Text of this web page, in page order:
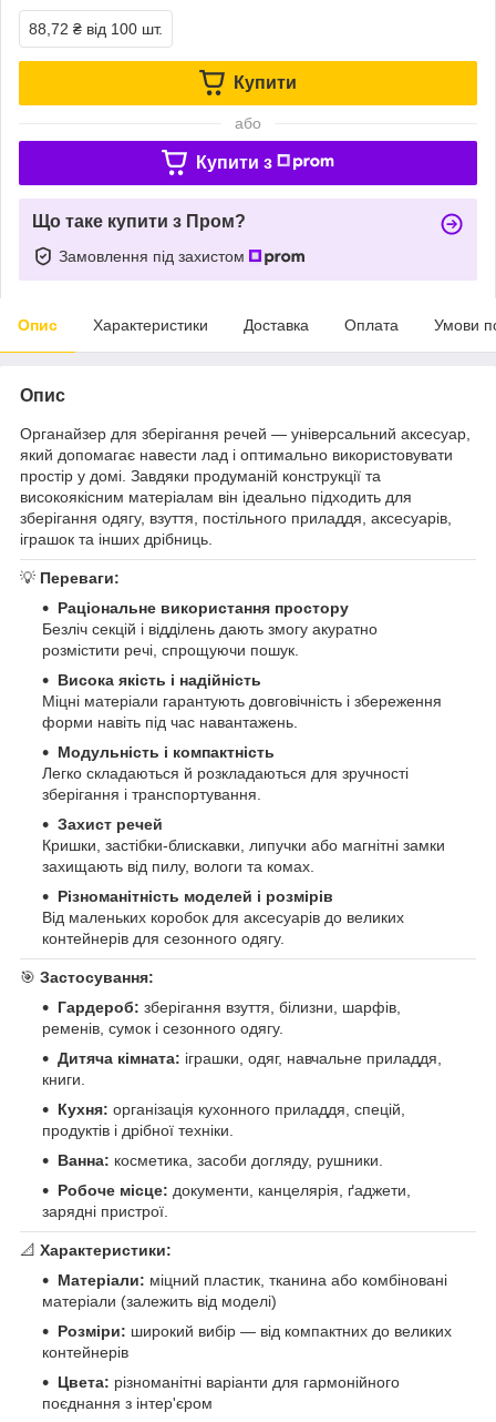
88,72 ₴ від 100 шт.
Купити
або
Купити з
Що таке купити з Пром?
Замовлення під захистом
Опис Характеристики Доставка Оплата Умови
Опис
Органайзер для зберігання речей — універсальний аксесуар,
який допомагає навести лад і оптимально використовувати
простір у домі. Завдяки продуманій конструкції та
високоякісним матеріалам він ідеально підходить для
зберігання одягу, взуття, постільного приладдя, аксесуарів,
іграшок та інших дрібниць.
💡 Переваги:
Раціональне використання простору
Безліч секцій і відділень дають змогу акуратно
розмістити речі, спрощуючи пошук.
Висока якість і надійність
Міцні матеріали гарантують довговічність і збереження
форми навіть під час навантажень.
Модульність і компактність
Легко складаються й розкладаються для зручності
зберігання і транспортування.
Захист речей
Кришки, застібки-блискавки, липучки або магнітні замки
захищають від пилу, вологи та комах.
Різноманітність моделей і розмірів
Від маленьких коробок для аксесуарів до великих
контейнерів для сезонного одягу.
🎯 Застосування:
Гардероб: зберігання взуття, білизни, шарфів,
ременів, сумок і сезонного одягу.
Дитяча кімната: іграшки, одяг, навчальне приладдя,
книги.
Кухня: організація кухонного приладдя, спецій,
продуктів і дрібної техніки.
Ванна: косметика, засоби догляду, рушники.
Робоче місце: документи, канцелярія, ґаджети,
зарядні пристрої.
📐 Характеристики:
Матеріали: міцний пластик, тканина або комбіновані
матеріали (залежить від моделі)
Розміри: широкий вибір — від компактних до великих
контейнерів
Цвета: різноманітні варіанти для гармонійного
поєднання з інтер'єром